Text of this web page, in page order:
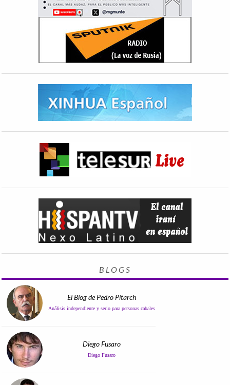
BLOGS
El Blog de Pedro Pitarch
Análisis independiente y serio para personas cabales
Diego Fusaro
Diego Fusaro